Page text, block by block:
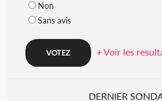
Non
Sans avis
+ Voir les
DERNIER